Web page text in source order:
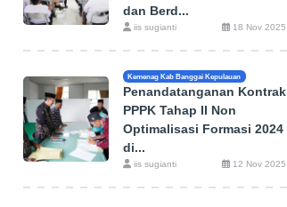
dan Berd...
iis sugianti 18 Nov 2025
Kemenag Kab Banggai Kepulauan
Penandatanganan Kontrak
PPPK Tahap II Non
Optimalisasi Formasi 2024
di...
iis sugianti 12 Nov 2025